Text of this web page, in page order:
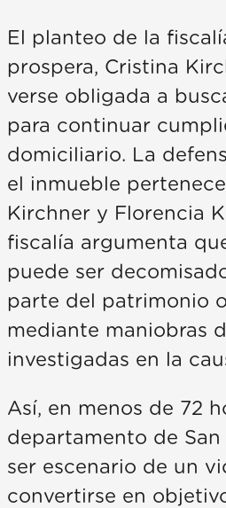
El planteo de la
prospera, Cristina
verse obligada a
para continuar
domiciliario. La
el inmueble
Kirchner y Florencia
fiscalía argumenta
puede ser
parte del patrimonio
mediante maniobras
investigadas en la
Así, en menos de 72
departamento de San
ser escenario de un
convertirse en